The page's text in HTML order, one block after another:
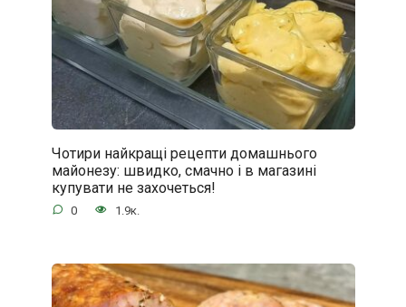
Чотири найкращі рецепти домашнього
майонезу: швидко, смачно і в магазині
купувати не захочеться!
0 1.9к.